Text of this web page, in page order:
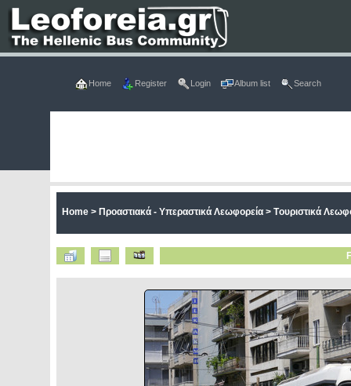
Home Register Login Album list Search
Home> Προαστιακά - Υπεραστικά Λεωφορεία> Tουριστικά